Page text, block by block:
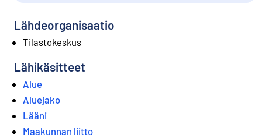
Lähdeorganisaatio
Tilastokeskus
Lähikäsitteet
Alue
Aluejako
Lääni
Maakunnan liitto